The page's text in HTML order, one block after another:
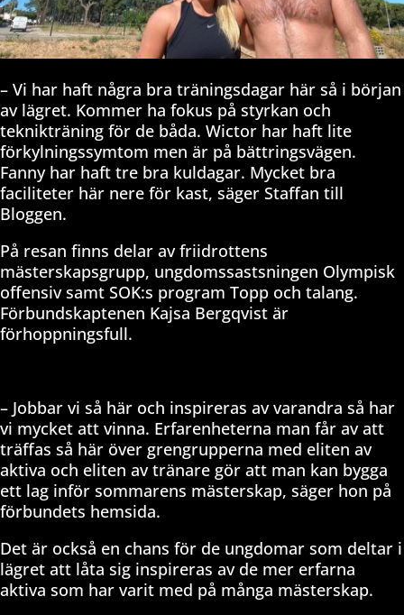
– Vi har haft några bra träningsdagar här så i början
av lägret. Kommer ha fokus på styrkan och
teknikträning för de båda. Wictor har haft lite
förkylningssymtom men är på bättringsvägen.
Fanny har haft tre bra kuldagar. Mycket bra
faciliteter här nere för kast, säger Staffan till
Bloggen.
På resan finns delar av friidrottens
mästerskapsgrupp, ungdomssastsningen Olympisk
offensiv samt SOK:s program Topp och talang.
Förbundskaptenen Kajsa Bergqvist är
förhoppningsfull.
– Jobbar vi så här och inspireras av varandra så har
vi mycket att vinna. Erfarenheterna man får av att
träffas så här över grengrupperna med eliten av
aktiva och eliten av tränare gör att man kan bygga
ett lag inför sommarens mästerskap, säger hon på
förbundets hemsida.
Det är också en chans för de ungdomar som deltar i
lägret att låta sig inspireras av de mer erfarna
aktiva som har varit med på många mästerskap.